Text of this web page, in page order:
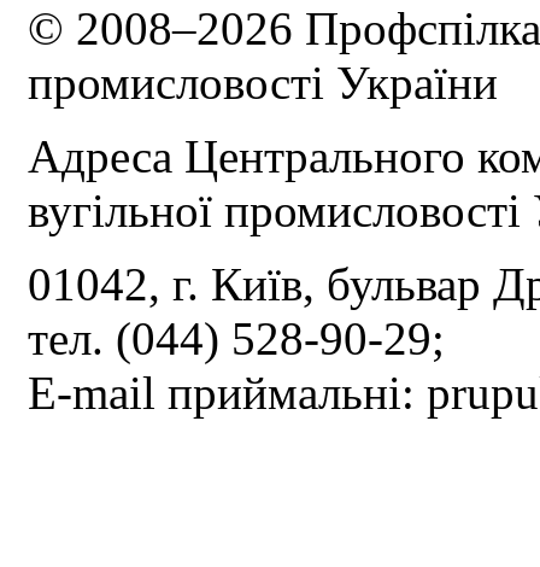
© 2008–2026 Профспілка
промисловості України
Адреса Центрального
вугільної
01042, г. Київ, бульвар
тел. (044) 528-90-29;
E-mail приймальні: